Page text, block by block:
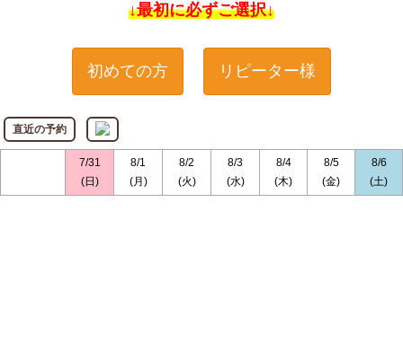
↓最初に必ずご選択↓
初めての方 リピーター様
直近の予約
7/31
(日)
8/1
(月)
8/2
(火)
8/3
(水)
8/4
(木)
8/5
(金)
8/6
(土)